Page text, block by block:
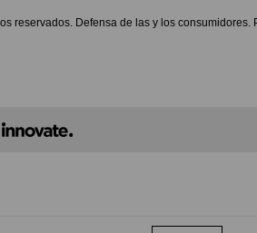
reservados. Defensa de las y los consumidores.